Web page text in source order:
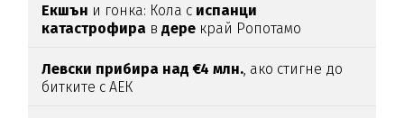
Екшън и гонка: Кола с испанци
катастрофира вдере край Ропотамо
Левски прибира над €4 млн., ако стигне до
битките с АЕК